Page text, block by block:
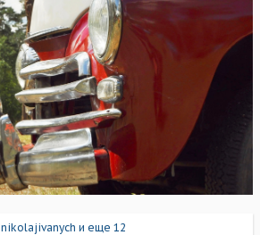
nikolajivanych и еще 12